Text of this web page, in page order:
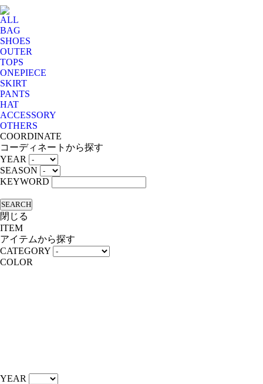
ALL
BAG
SHOES
OUTER
TOPS
ONEPIECE
SKIRT
PANTS
HAT
ACCESSORY
OTHERS
COORDINATE
コーディネートから探す
YEAR
SEASON
KEYWORD
SEARCH
閉じる
ITEM
アイテムから探す
CATEGORY
COLOR
YEAR